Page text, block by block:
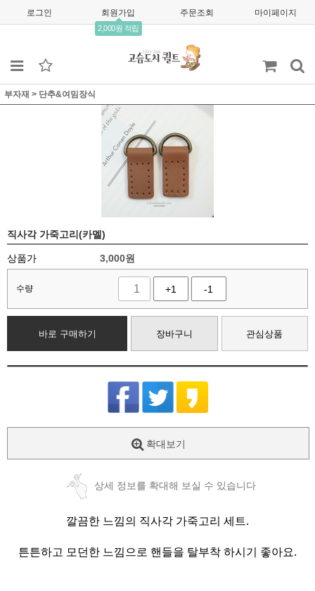
로그인 회원가입
2,000원 적립
주문조회 마이페이지
부자재 > 단추&여밈장식
직사각 가죽고리(카멜)
상품가 3,000원
수량 +1 -1
바로 구매하기 장바구니 관심상품
확대보기
상세 정보를 확대해 보실 수 있습니다
깔끔한 느낌의 직사각 가죽고리 세트.
튼튼하고 모던한 느낌으로 핸들을 탈부착 하시기 좋아요.